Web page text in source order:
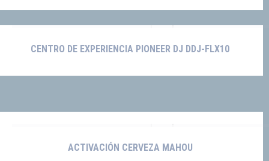
CENTRO DE EXPERIENCIA PIONEER DJ DDJ-FLX10
ACTIVACIÓN CERVEZA MAHOU